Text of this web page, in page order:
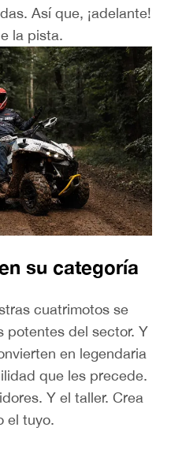
Así que, ¡adelante!
la pista.
su categoría
cuatrimotos se
potentes del sector. Y
en legendaria
que les precede.
Y el taller. Crea
el tuyo.